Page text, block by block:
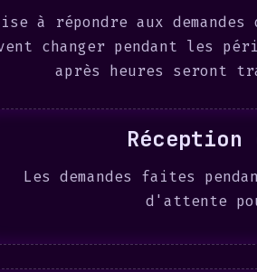
à répondre aux
changer pendant les
après heures seront
Réception
Les demandes faites
d'attente